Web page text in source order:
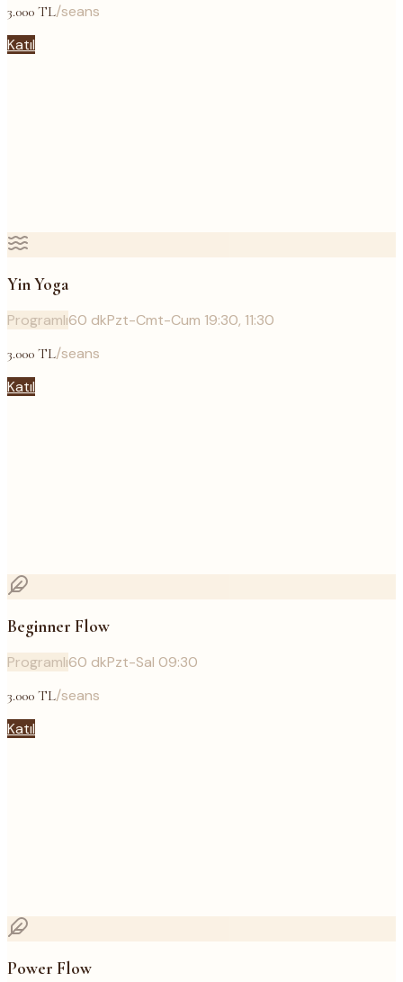
3.000 TL/seans
Katıl
Yin Yoga
Programlı60 dkPzt-Cmt-Cum 19:30, 11:30
3.000 TL/seans
Katıl
Beginner Flow
Programlı60 dkPzt-Sal 09:30
3.000 TL/seans
Katıl
Power Flow